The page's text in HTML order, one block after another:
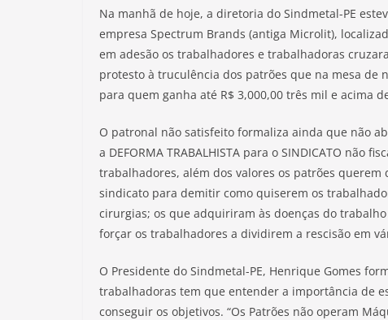
Na manhã de hoje, a diretoria do Sindmetal-PE
empresa Spectrum Brands (antiga Microlit),
em adesão os trabalhadores e trabalhadoras
protesto à truculência dos patrões que na mesa de
para quem ganha até R$ 3,000,00 três mil e acima
O patronal não satisfeito formaliza ainda que não
a DEFORMA TRABALHISTA para o SINDICATO não
trabalhadores, além dos valores os patrões
sindicato para demitir como quiserem os
cirurgias; os que adquiriram às doenças do
forçar os trabalhadores a dividirem a rescisão em
O Presidente do Sindmetal-PE, Henrique Gomes
trabalhadoras tem que entender a importância de
conseguir os objetivos. “Os Patrões não operam